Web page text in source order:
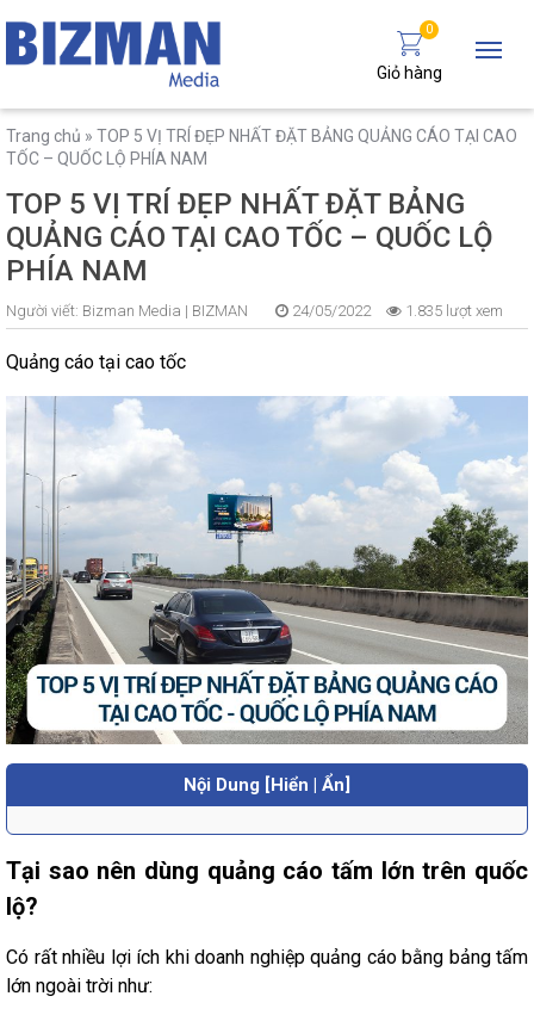
0
Giỏ hàng
Trang chủ » TOP 5 VỊ TRÍ ĐẸP NHẤT ĐẶT BẢNG QUẢNG CÁO TẠI CAO
TỐC – QUỐC LỘ PHÍA NAM
TOP 5 VỊ TRÍ ĐẸP NHẤT ĐẶT BẢNG
QUẢNG CÁO TẠI CAO TỐC – QUỐC LỘ
PHÍA NAM
Người viết: Bizman Media | BIZMAN 24/05/2022 1.835 lượt xem
Quảng cáo tại cao tốc
Nội Dung [Hiển | Ẩn]
Tại sao nên dùng quảng cáo tấm lớn trên quốc
lộ?
Có rất nhiều lợi ích khi doanh nghiệp quảng cáo bằng bảng tấm
lớn ngoài trời như: